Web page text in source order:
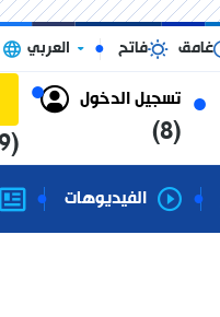
تسجيل الدخول
(8)
(9)
غامق فاتح العربي
الفيديوهات